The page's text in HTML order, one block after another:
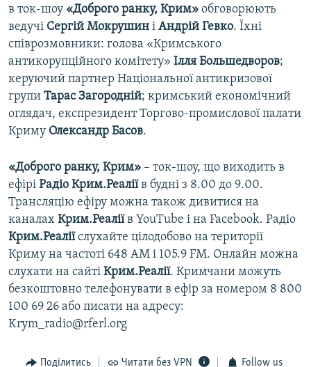
в ток-шоу «Доброго ранку, Крим» обговорюють
ведучі Сергій Мокрушин і Андрій Гевко. Їхні
співрозмовники: голова «Кримського
антикорупційного комітету» Ілля Большедворов;
керуючий партнер Національної антикризової
групи Тарас Загородній; кримський економічний
оглядач, експрезидент Торгово-промислової палати
Криму Олександр Басов.
«Доброго ранку, Крим» – ток-шоу, що виходить в
ефірі Радіо Крим.Реаліїв будні з 8.00 до 9.00.
Трансляцію ефіру можна також дивитися на
каналах Крим.Реаліїв YouTube і на Facebook. Радіо
Крим.Реаліїслухайте цілодобово на території
Криму на частоті 648 АМ і 105.9 FМ. Онлайн можна
слухати на сайті Крим.Реалії. Кримчани можуть
безкоштовно телефонувати в ефір за номером 8 800
100 69 26 або писати на адресу:
Krym_radio@rferl.org
Поділитись Читати без VPN Follow us